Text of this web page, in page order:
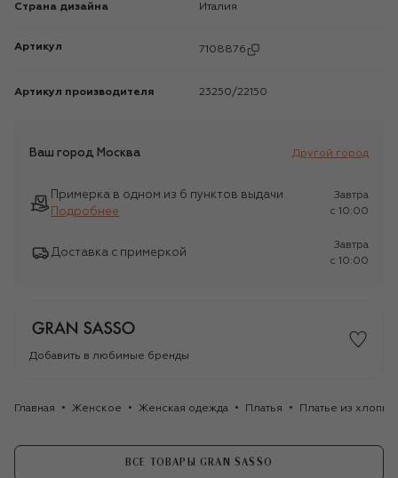
Страна дизайна Италия
Артикул 7108876
Артикул производителя 23250/22150
Ваш город Москва Другой город
Примерка в одном из 6 пунктов выдачи
Подробнее
Завтра
c 10:00
Доставка с примеркой
Завтра
c 10:00
Добавить в любимые бренды
Главная Женское Женская одежда Платья Платье из
ВСЕ ТОВАРЫ GRAN SASSO